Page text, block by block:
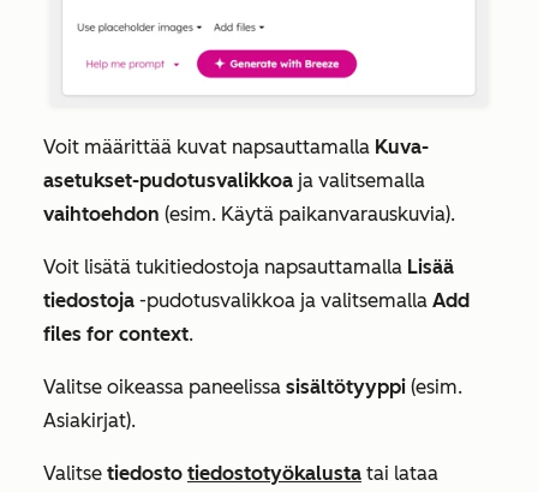
Voit määrittää kuvat napsauttamalla Kuva-
asetukset-pudotusvalikkoa ja valitsemalla
vaihtoehdon (esim. Käytä paikanvarauskuvia).
Voit lisätä tukitiedostoja napsauttamalla Lisää
tiedostoja -pudotusvalikkoa ja valitsemalla Add
files for context.
Valitse oikeassa paneelissa sisältötyyppi (esim.
Asiakirjat).
Valitse tiedosto tiedostotyökalusta tai lataa